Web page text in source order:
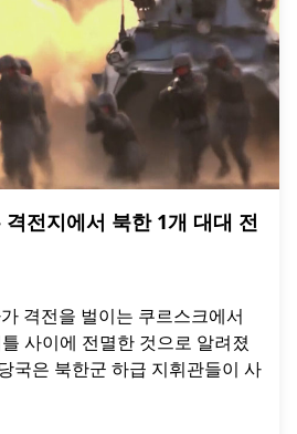
전지에서 북한 1개 대대 전
격전을 벌이는 쿠르스크에서
사이에 전멸한 것으로 알려졌
국은 북한군 하급 지휘관들이 사